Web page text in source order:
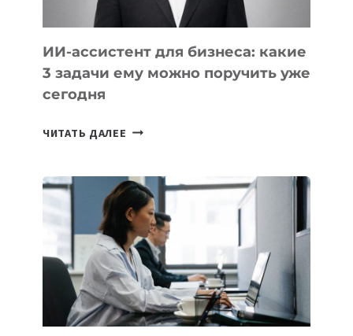
ИИ-ассистент для бизнеса: какие
3 задачи ему можно поручить уже
сегодня
ЧИТАТЬ ДАЛЕЕ ИИ-
БИЗНЕСА:
КАКИЕ
3
ЗАДАЧИ
ЕМУ
МОЖНО
ПОРУЧИТЬ
УЖЕ